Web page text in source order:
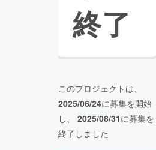
終了
このプロジェクトは、
2025/06/24に募集を開始
し、 2025/08/31に募集を
終了しました